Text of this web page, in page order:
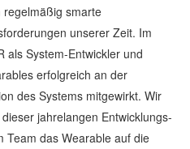
regelmäßig smarte
unserer Zeit. Im
als System-Entwickler und
erfolgreich an der
des Systems mitgewirkt. Wir
jahrelangen Entwicklungs-
Team das Wearable auf die